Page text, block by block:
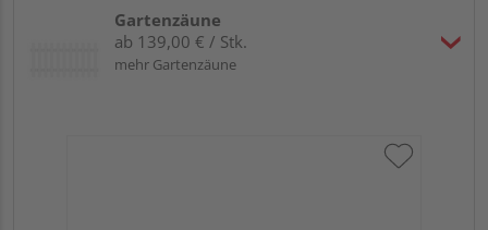
Gartenzäune
ab 139,00 € / Stk.
mehr Gartenzäune